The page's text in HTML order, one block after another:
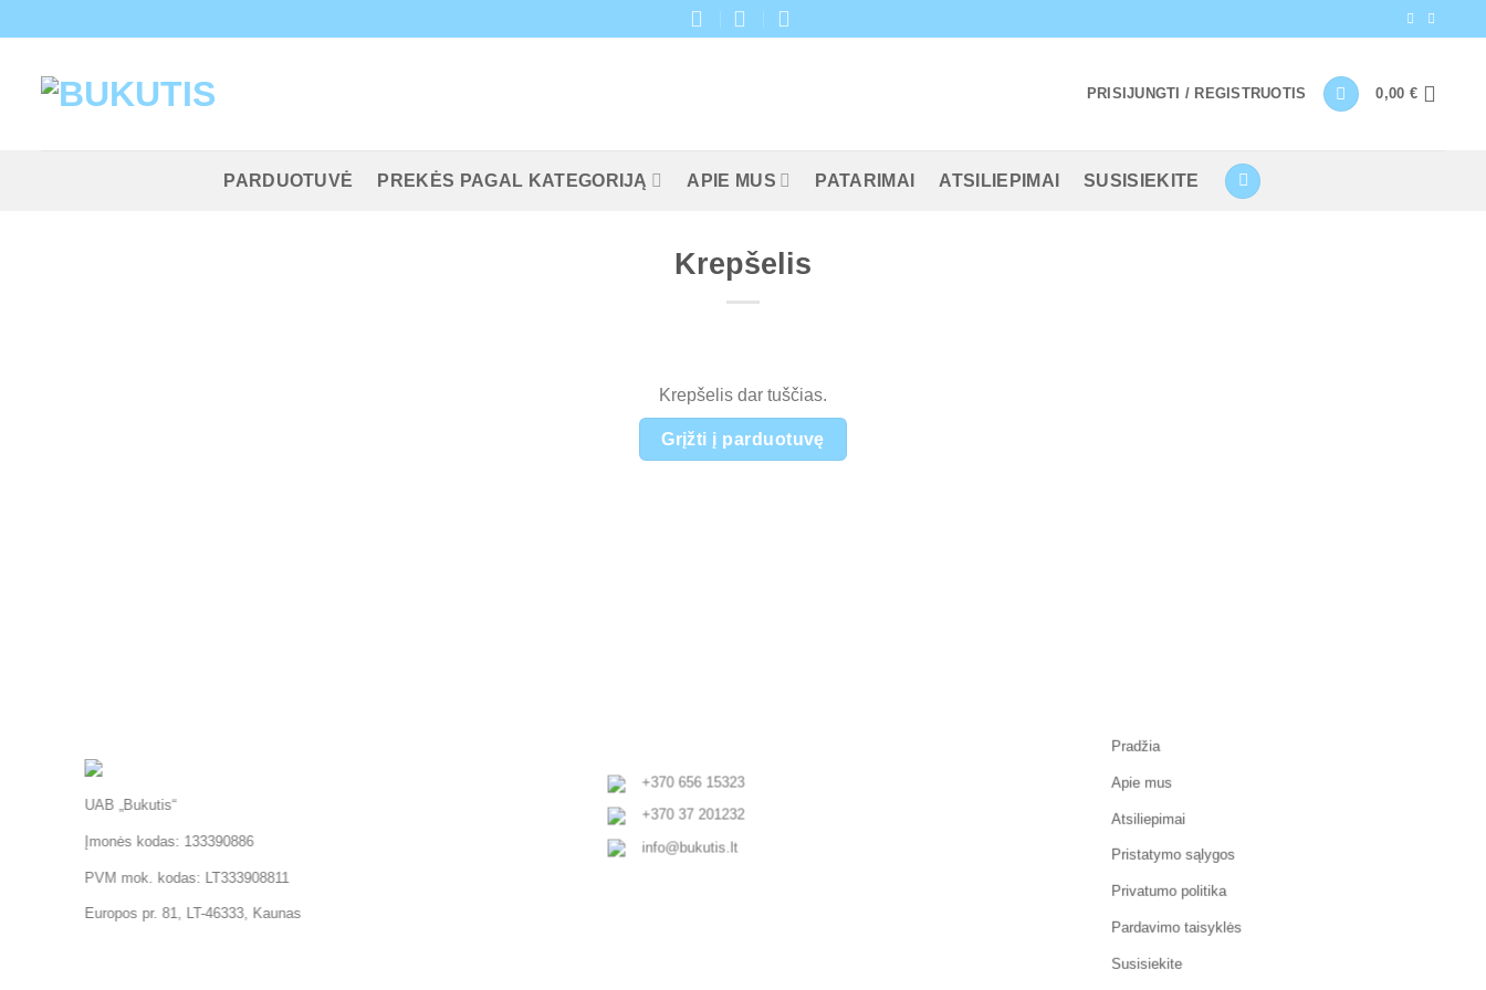
to
PRISIJUNGTI / REGISTRUOTIS 0,00 €
PARDUOTUVĖ PREKĖS PAGAL KATEGORIJĄ APIE MUS PATARIMAI ATSILIEPIMAI SUSISIEKITE
Krepšelis
Krepšelis dar tuščias.
Grįžti į parduotuvę
UAB „Bukutis“
Įmonės kodas: 133390886
PVM mok. kodas: LT333908811
Europos pr. 81, LT-46333, Kaunas
+370 656 15323
+370 37 201232
info@bukutis.lt
Pradžia
Apie mus
Atsiliepimai
Pristatymo sąlygos
Privatumo politika
Pardavimo taisyklės
Susisiekite